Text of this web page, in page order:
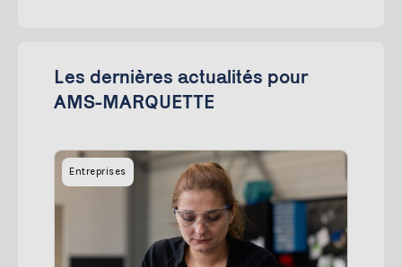
Les dernières actualités pour
AMS-MARQUETTE
Entreprises